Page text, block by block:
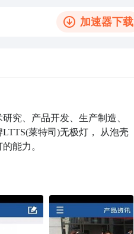
加速器下载
究、产品开发、生产制造、
莱特司)无极灯， 从泡壳
能力。